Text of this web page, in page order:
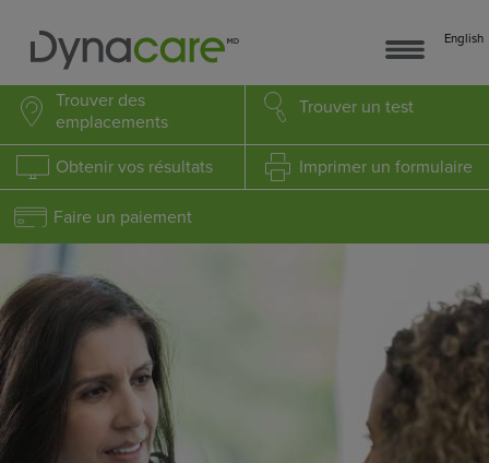
English
Trouver des
emplacements
Trouver un test
Obtenir vos résultats Imprimer un formulaire
Faire un paiement